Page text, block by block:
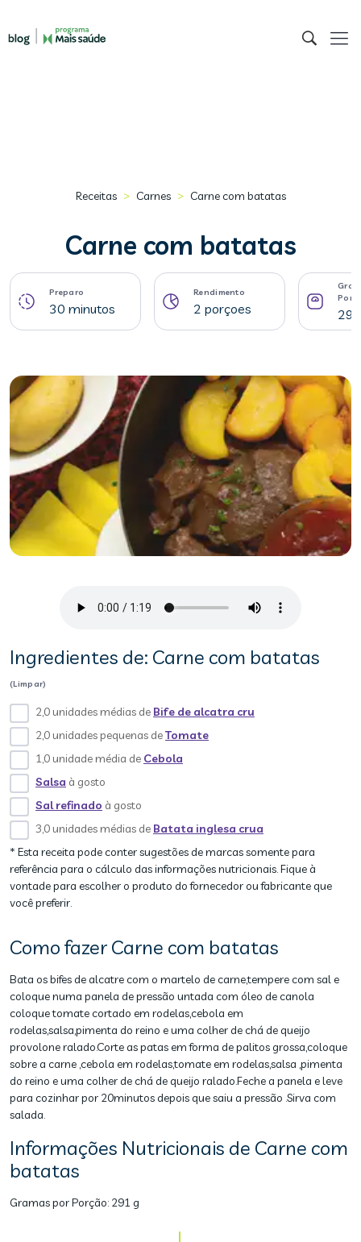
Receitas > Carnes > Carne com batatas
Carne com batatas
Preparo
30 minutos
Rendimento
2 porçoes
Ingredientes de: Carne com batatas
(Limpar)
2,0 unidades médias de Bife de alcatra cru
2,0 unidades pequenas deTomate
1,0 unidade média de Cebola
Salsa à gosto
Sal refinado à gosto
3,0 unidades médias de Batata inglesa crua
* Esta receita pode conter sugestões de marcas somente para
referência para o cálculo das informações nutricionais. Fique à
vontade para escolher o produto do fornecedor ou fabricante que
você preferir.
Como fazer Carne com batatas
Bata os bifes de alcatre com o martelo de carne,tempere com sal e
coloque numa panela de pressão untada com óleo de canola
coloque tomate cortado em rodelas,cebola em
rodelas,salsa,pimenta do reino e uma colher de chá de queijo
provolone ralado.Corte as patas em forma de palitos grossa,coloque
sobre a carne ,cebola em rodelas,tomate em rodelas,salsa ,pimenta
do reino e uma colher de chá de queijo ralado.Feche a panela e leve
para cozinhar por 20minutos depois que saiu a pressão .Sirva com
salada.
Informações Nutricionais de Carne com
batatas
Gramas por Porção: 291 g